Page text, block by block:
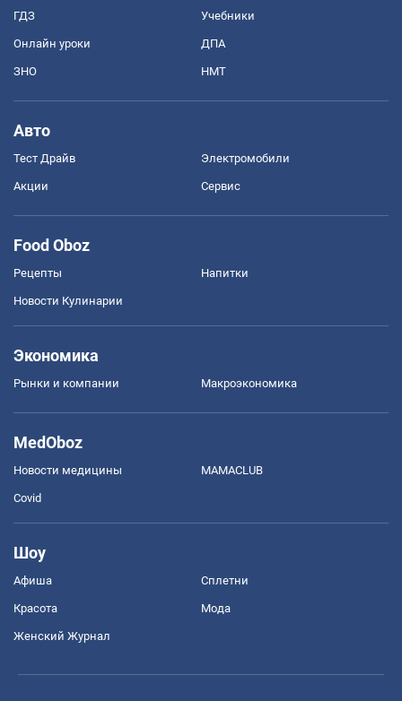
ГДЗ Учебники
Онлайн уроки ДПА
ЗНО НМТ
Авто
Тест Драйв Электромобили
Акции Сервис
Food Oboz
Рецепты Напитки
Новости Кулинарии
Экономика
Рынки и компании Mакроэкономика
MedOboz
Новости медицины MAMACLUB
Covid
Шоу
Афиша Сплетни
Красота Мода
Женский Журнал